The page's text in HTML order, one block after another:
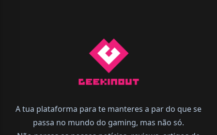
A tua plataforma para te manteres a par do que se
passa no mundo do gaming, mas não só.